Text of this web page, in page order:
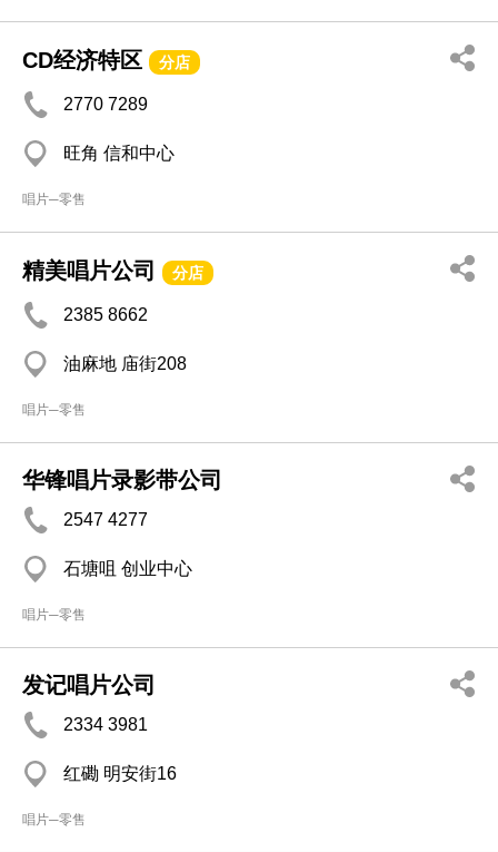
CD经济特区 分店
2770 7289
旺角 信和中心
唱片─零售
精美唱片公司 分店
2385 8662
油麻地 庙街208
唱片─零售
华锋唱片录影带公司
2547 4277
石塘咀 创业中心
唱片─零售
发记唱片公司
2334 3981
红磡 明安街16
唱片─零售